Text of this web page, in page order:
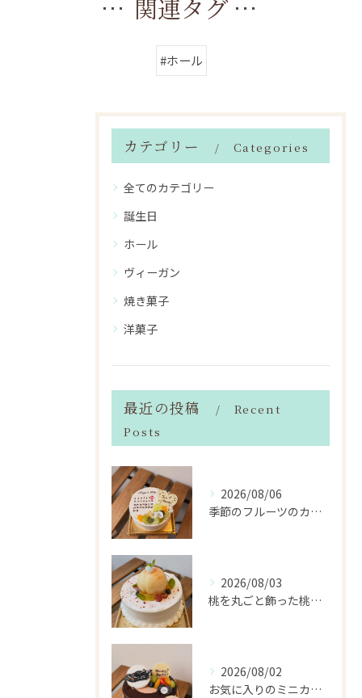
関連タグ
#ホール
カテゴリー Categories
全てのカテゴリー
誕生日
ホール
ヴィーガン
焼き菓子
洋菓子
最近の投稿
Recent
Posts
2026/08/06
季節のフルーツのカレンダーケーキ
2026/08/03
桃を丸ごと飾った桃のホールケーキ（サンドも桃）
2026/08/02
お気に入りのミニカーのアイシングクッキーを飾ったデコレーショ...